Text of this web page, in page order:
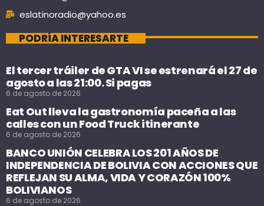
eslatinoradio@yahoo.es
PODRÍA INTERESARTE
El tercer tráiler de GTA VI se estrenará el 27 de
agosto a las 21:00. Si pagas
6 de agosto de 2026
Eat Out lleva la gastronomía paceña a las
calles con un Food Truck itinerante
6 de agosto de 2026
BANCO UNIÓN CELEBRA LOS 201 AÑOS DE
INDEPENDENCIA DE BOLIVIA CON ACCIONES QUE
REFLEJAN SU ALMA, VIDA Y CORAZÓN 100%
BOLIVIANOS
6 de agosto de 2026